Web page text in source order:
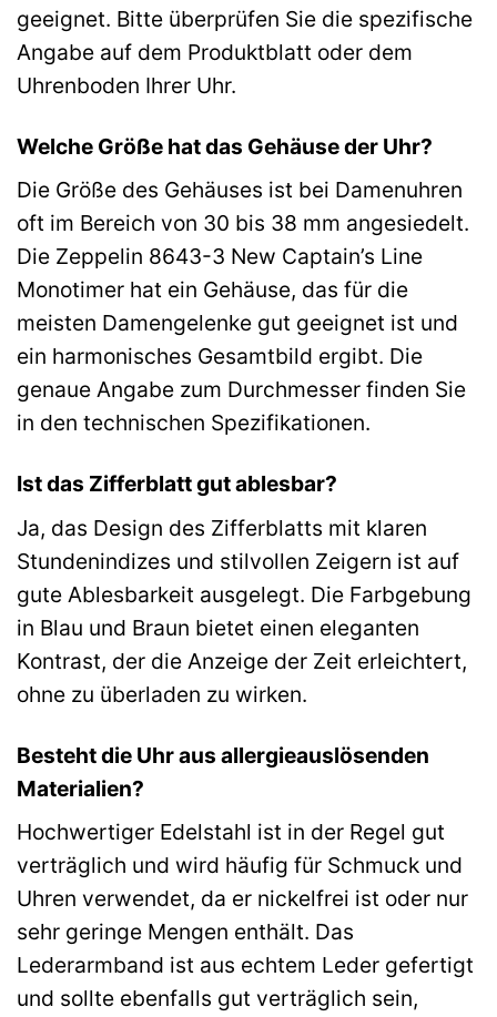
geeignet. Bitte überprüfen Sie die spezifische
Angabe auf dem Produktblatt oder dem
Uhrenboden Ihrer Uhr.
Welche Größe hat das Gehäuse der Uhr?
Die Größe des Gehäuses ist bei Damenuhren
oft im Bereich von 30 bis 38 mm angesiedelt.
Die Zeppelin 8643-3 New Captain’s Line
Monotimer hat ein Gehäuse, das für die
meisten Damengelenke gut geeignet ist und
ein harmonisches Gesamtbild ergibt. Die
genaue Angabe zum Durchmesser finden Sie
in den technischen Spezifikationen.
Ist das Zifferblatt gut ablesbar?
Ja, das Design des Zifferblatts mit klaren
Stundenindizes und stilvollen Zeigern ist auf
gute Ablesbarkeit ausgelegt. Die Farbgebung
in Blau und Braun bietet einen eleganten
Kontrast, der die Anzeige der Zeit erleichtert,
ohne zu überladen zu wirken.
Besteht die Uhr aus allergieauslösenden
Materialien?
Hochwertiger Edelstahl ist in der Regel gut
verträglich und wird häufig für Schmuck und
Uhren verwendet, da er nickelfrei ist oder nur
sehr geringe Mengen enthält. Das
Lederarmband ist aus echtem Leder gefertigt
und sollte ebenfalls gut verträglich sein,